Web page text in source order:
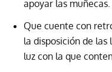
apoyar las muñecas.
Que cuente con
la disposición de
luz con la que